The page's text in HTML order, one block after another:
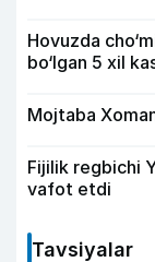
Hovuzda
bo‘lgan 5 xil
Mojtaba
Fijilik regbichi
vafot etdi
Tavsiyalar